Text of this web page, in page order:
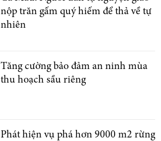
nộp trăn gấm quý hiếm để thả về tự
nhiên
Tăng cường bảo đảm an ninh mùa
thu hoạch sầu riêng
Phát hiện vụ phá hơn 9000 m2 rừng